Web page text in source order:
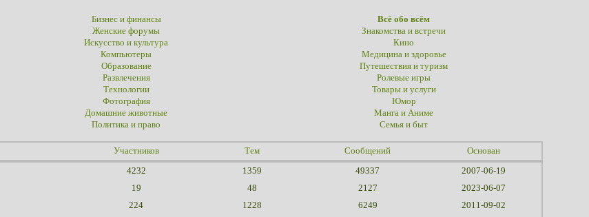
Бизнес и финансы
Всё обо всём
Женские форумы
Знакомства и встречи
Искусство и культура
Кино
Компьютеры
Медицина и здоровье
Образование
Путешествия и туризм
Развлечения
Ролевые игры
Технологии
Товары и услуги
Фотография
Юмор
Домашние животные
Манга и Аниме
Политика и право Семья и быт
Участников Тем Сообщений Основан
4232 1359 49337
2007-06-19
19 48 2127
2023-06-07
224 1228 6249 2011-09-02